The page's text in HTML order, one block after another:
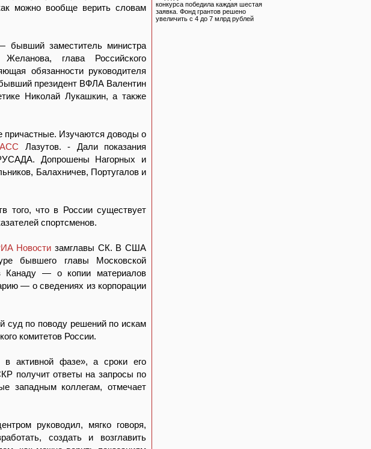
можно вообще верить словам
бывший заместитель министра
глава Российского
обязанности руководителя
президент ВФЛА Валентин
Николай Лукашкин, а также
причастные. Изучаются доводы о
Лазутов. - Дали показания
Допрошены Нагорных и
Балахничев, Португалов и
того, что в России существует
спортсменов.
Новостизамглавы СК. В США
бывшего главы Московской
в Канаду — о копии материалов
— о сведениях из корпорации
суд по поводу решений по искам
комитетов России.
в активной фазе», а сроки его
получит ответы на запросы по
западным коллегам, отмечает
руководил, мягко говоря,
создать и возглавить
конкурса победила каждая шестая
заявка. Фонд грантов решено
увеличить с 4 до 7 млрд рублей